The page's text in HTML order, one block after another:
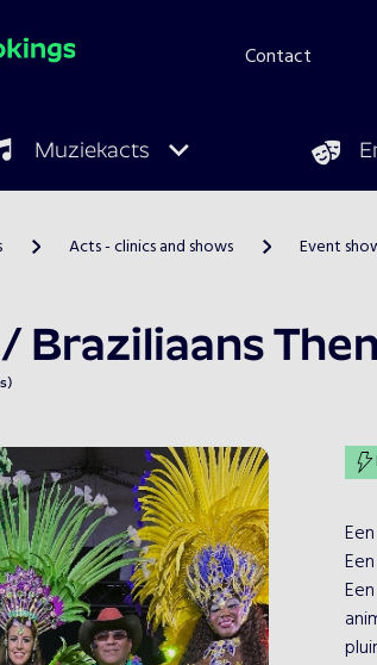
Contact
Muziekacts
> Acts - clinics and shows > Event
Braziliaans